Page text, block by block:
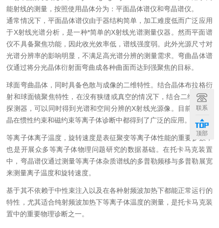
能射线的测量，按照使用晶体分为：平面晶体谱仪和弯晶谱仪。
通常情况下，平面晶体谱仪由于器结构简单，加工难度低而广泛应用
于X射线光谱分析，是一种*简单的X射线光谱测量仪器。然而平面谱
仪不具备聚焦功能，因此收光效率低，谱线强度弱。此外光源尺寸对
光谱分辨率的影响明显，不满足高光谱分辨的测量需求。弯曲晶体谱
仪通过将分光晶体衍射面弯曲成各种曲面而达到强聚焦的目标。
球面弯曲晶体，同时具备色散与成像的二维特性。结合晶体布拉格衍
射和球面镜聚焦特性，在没有狭缝或真空的情况下，结合二维X射线
探测器，可以同时得到光谱和空间分辨的X射线光源像。目前球面弯
晶在惯性约束和磁约束等离子体诊断中都得到了广泛的应用。
等离子体离子温度，旋转速度是表征聚变等离子体性能的重要参数，
也是开展众多等离子体物理问题研究的数据基础。在托卡马克装置
中，弯晶谱仪通过测量等离子体杂质谱线的多普勒频移与多普勒展宽
来测量离子温度和旋转速度。
基于其不依赖于中性束注入以及在各种射频波加热下都能正常运行的
特性，尤其适合纯射频波加热下等离子体温度的测量，是托卡马克装
置中的重要物理诊断之一。
联系
顶部